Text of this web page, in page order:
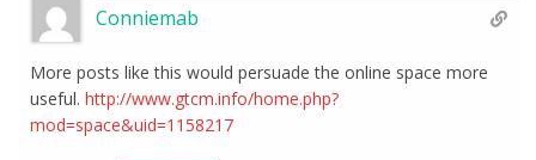
Conniemab
More posts like this would persuade the online space more
useful.http://www.gtcm.info/home.php?
mod=space&uid=1158217